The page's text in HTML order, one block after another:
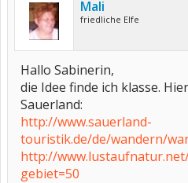
Mali
friedliche Elfe
Hallo Sabinerin,
die Idee finde ich klasse.
Sauerland:
http://www.sauerland-
touristik.de/de/wandern/
http://
gebiet=50